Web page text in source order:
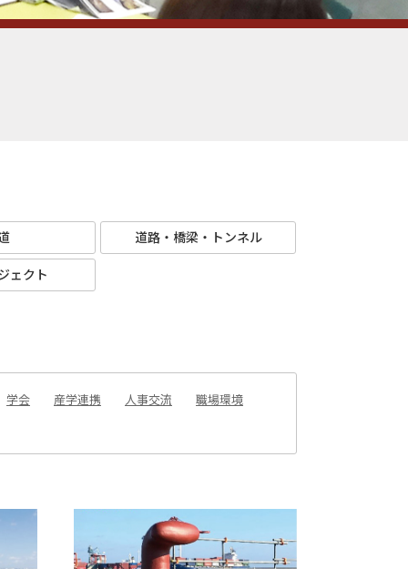
道路・橋梁・トンネル
ェクト
学会 産学連携 人事交流 職場環境